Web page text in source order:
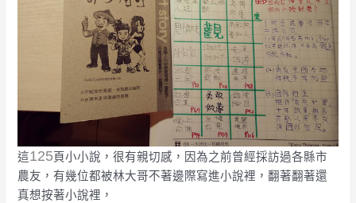
這125頁小小說，很有親切感，因為之前曾經採訪過各縣市
農友，有幾位都被林大哥不著邊際寫進小說裡，翻著翻著還
真想按著小說裡，